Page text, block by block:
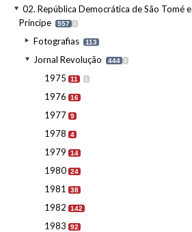
02. República Democrática de São Tomé e
Príncipe
557 I
Fotografias 113
Jornal Revolução 444 I
1975 11 I
1976 16
1977 9
1978 4
1979 14
1980 24
1981 38
1982 142
1983 92